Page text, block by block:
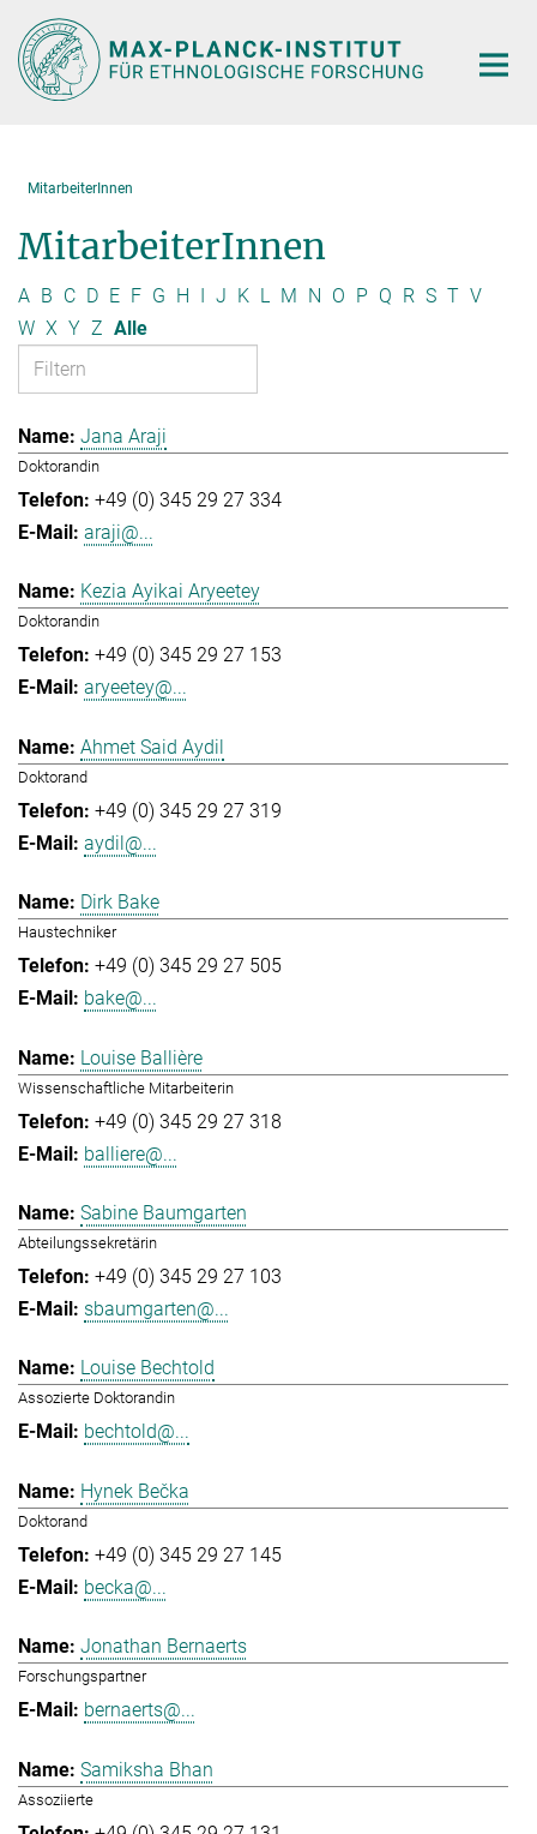
Hauptinhalt
MitarbeiterInnen
MitarbeiterInnen
A B C D E F G H I J K L M N O P Q R S T V
W X Y Z Alle
Jana Araji
Doktorandin
+49 (0) 345 29 27 334
araji@...
Kezia Ayikai Aryeetey
Doktorandin
+49 (0) 345 29 27 153
aryeetey@...
Ahmet Said Aydil
Doktorand
+49 (0) 345 29 27 319
aydil@...
Dirk Bake
Haustechniker
+49 (0) 345 29 27 505
bake@...
Louise Ballière
Wissenschaftliche Mitarbeiterin
+49 (0) 345 29 27 318
balliere@...
Sabine Baumgarten
Abteilungssekretärin
+49 (0) 345 29 27 103
sbaumgarten@...
Louise Bechtold
Assozierte Doktorandin
bechtold@...
Hynek Bečka
Doktorand
+49 (0) 345 29 27 145
becka@...
Jonathan Bernaerts
Forschungspartner
bernaerts@...
Samiksha Bhan
Assoziierte